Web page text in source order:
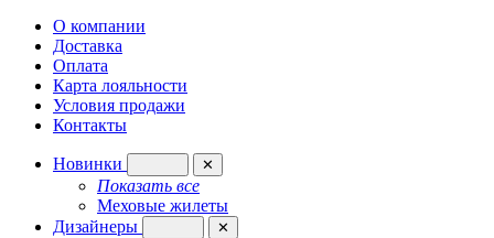
О компании
Доставка
Оплата
Карта лояльности
Условия продажи
Контакты
Новинки ✕
Показать все
Меховые жилеты
Дизайнеры
✕